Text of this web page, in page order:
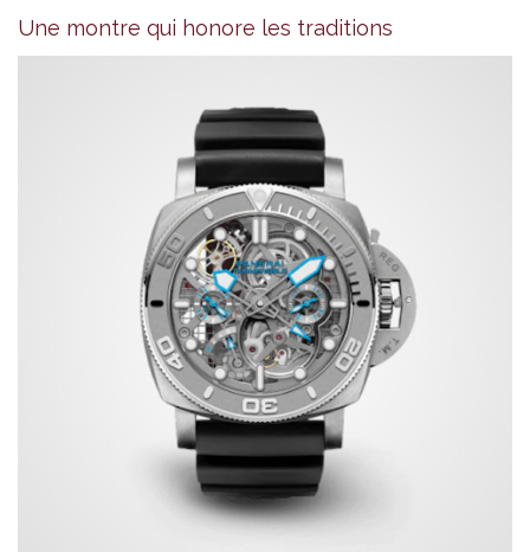
Une montre qui honore les traditions